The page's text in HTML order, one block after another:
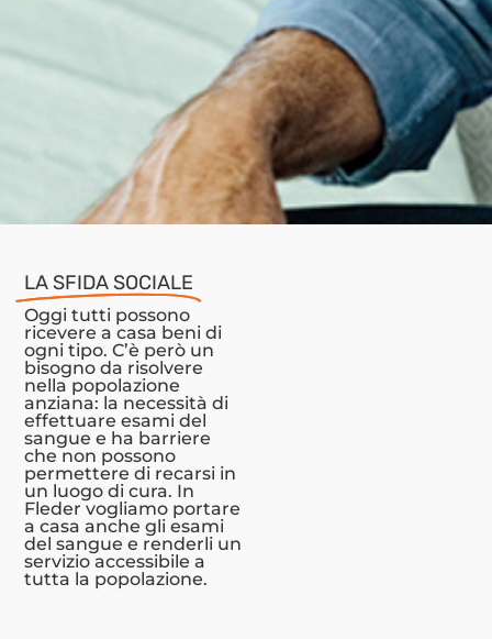
LA SFIDA SOCIALE
Oggi tutti possono
ricevere a casa beni di
ogni tipo. C’è però un
bisogno da risolvere
nella popolazione
anziana: la necessità di
effettuare esami del
sangue e ha barriere
che non possono
permettere di recarsi in
un luogo di cura. In
Fleder vogliamo portare
a casa anche gli esami
del sangue e renderli un
servizio accessibile a
tutta la popolazione.